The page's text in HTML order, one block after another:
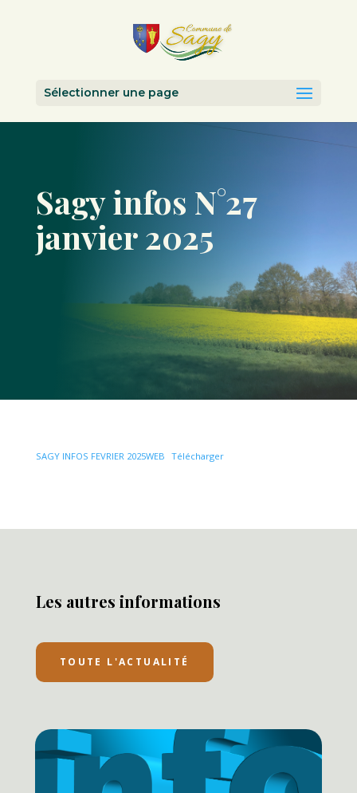
Sélectionner une page
Sagy infos N°27
janvier 2025
SAGY INFOS FEVRIER 2025WEB Télécharger
Les autres informations
TOUTE L'ACTUALITÉ